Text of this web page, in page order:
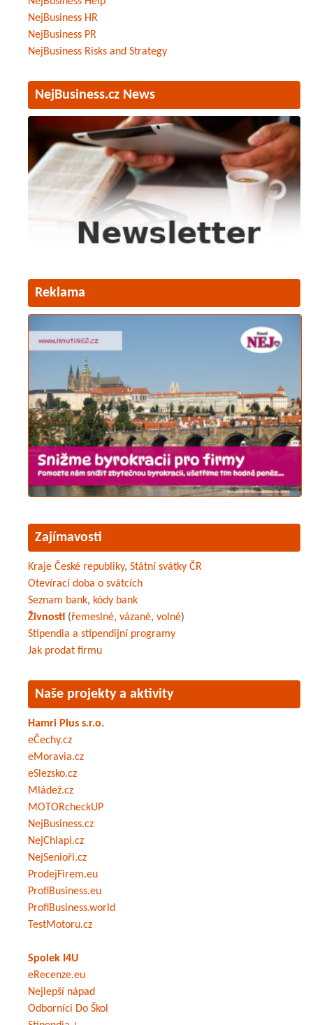
NejBusiness HR
NejBusiness PR
NejBusiness Risks and Strategy
NejBusiness.cz News
Reklama
Zajímavosti
Kraje České republiky, Státní svátky ČR
Otevírací doba o svátcích
Seznam bank, kódy bank
Živnosti (řemeslné, vázané, volné)
Stipendia a stipendijní programy
Jak prodat firmu
Naše projekty a aktivity
Hamri Plus s.r.o.
eČechy.cz
eMoravia.cz
eSlezsko.cz
Mládež.cz
MOTORcheckUP
NejBusiness.cz
NejChlapi.cz
NejSenioři.cz
ProdejFirem.eu
ProfiBusiness.eu
ProfiBusiness.world
TestMotoru.cz
Spolek I4U
eRecenze.eu
Nejlepší nápad
Odborníci Do Škol